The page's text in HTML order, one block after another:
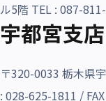
ル5階 TEL : 087-
宇都宮支店
〒320-0033 栃木県
: 028-625-1811 /